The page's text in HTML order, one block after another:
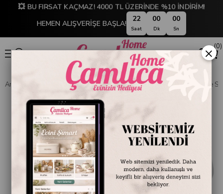
💥 BU FIRSAT KAÇMAZ! 4000 TL ÜZERİNDE %10 İNDİRİM!
HEMEN ALIŞVERİŞE BAŞLA! 21
Saat
59
Dk
59
Sn
0
Anasayfa SOFRA & MUTFAK SOFRA & SERVİS Bardak, Kadeh ve
×